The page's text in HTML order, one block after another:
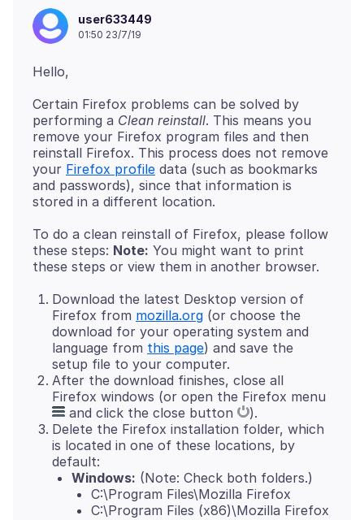
user633449
01:50 23/7/19
Certain Firefox problems can be solved by
performing a Clean reinstall. This means you
remove your Firefox program files and then
reinstall Firefox. This process does not remove
your Firefox profile data (such as bookmarks
and passwords), since that information is
To do a clean reinstall of Firefox, please follow
these steps: Note: You might want to print
Download the latest Desktop version of
Firefox from mozilla.org (or choose the
download for your operating system and
language from this page) and save the
setup file to your computer.
After the download finishes, close all
Firefox windows (or open the Firefox menu
and click the close button
).
Delete the Firefox installation folder, which
is located in one of these locations, by
default:
Windows: (Note: Check both folders.)
C:\Program Files\Mozilla Firefox
C:\Program Files (x86)\Mozilla Firefox